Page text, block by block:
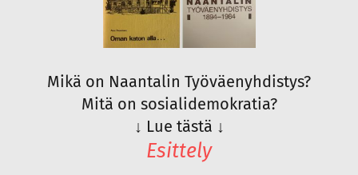
Mikä on Naantalin Työväenyhdistys?
Mitä on sosialidemokratia?
↓ Lue tästä ↓
Esittely